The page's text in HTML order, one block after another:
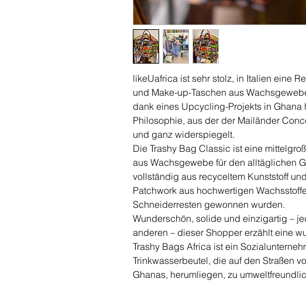
likeUafrica ist sehr stolz, in Italien eine
und Make-up-Taschen aus
dank eines Upcycling-Projekts in
Philosophie, aus der der Mailänder
und ganz widerspiegelt.
Die Trashy Bag Classic ist eine
aus Wachsgewebe für den alltäglichen
vollständig aus recyceltem Kunststoff
Patchwork aus hochwertigen
Schneiderresten gewonnen wurden.
Wunderschön, solide und einzigartig –
anderen – dieser Shopper erzählt eine
Trashy Bags Africa ist ein
Trinkwasserbeutel, die auf den Straßen
Ghanas, herumliegen, zu